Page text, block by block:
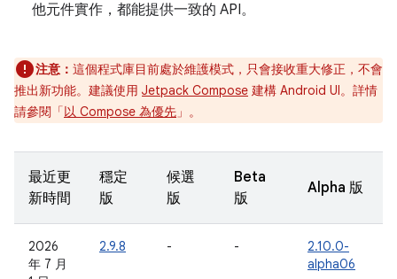
他元件實作，都能提供一致的 API。
注意： 這個程式庫目前處於維護模式，只會接收重大修正，不會
推出新功能。建議使用 Jetpack Compose 建構 Android UI。詳情
請參閱「以 Compose 為優先 」。
最近更
新時間
穩定
版
候選
版
Beta
版
Alpha 版
2026
年 7 月
2.9.8 - -
2.10.0-
alpha06